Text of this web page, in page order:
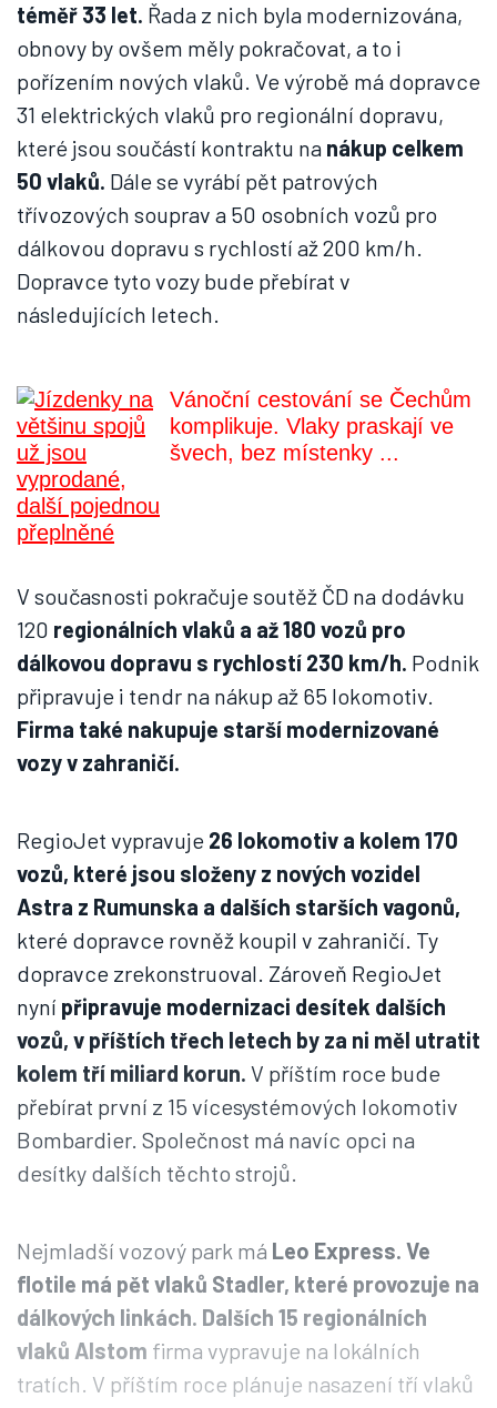
téměř 33 let. Řada z nich byla modernizována,
obnovy by ovšem měly pokračovat, a to i
pořízením nových vlaků. Ve výrobě má dopravce
31 elektrických vlaků pro regionální dopravu,
které jsou součástí kontraktu na nákup celkem
50 vlaků. Dále se vyrábí pět patrových
třívozových souprav a 50 osobních vozů pro
dálkovou dopravu s rychlostí až 200 km/h.
Dopravce tyto vozy bude přebírat v
následujících letech.
Vánoční cestování se Čechům
komplikuje. Vlaky praskají ve
švech, bez místenky ...
V současnosti pokračuje soutěž ČD na dodávku
120 regionálních vlaků a až 180 vozů pro
dálkovou dopravu s rychlostí 230 km/h. Podnik
připravuje i tendr na nákup až 65 lokomotiv.
Firma také nakupuje starší modernizované
vozy v zahraničí.
RegioJet vypravuje 26 lokomotiv a kolem 170
vozů, které jsou složeny z nových vozidel
Astra z Rumunska a dalších starších vagonů,
které dopravce rovněž koupil v zahraničí. Ty
dopravce zrekonstruoval. Zároveň RegioJet
nyní připravuje modernizaci desítek dalších
vozů, v příštích třech letech by za ni měl utratit
kolem tří miliard korun. V příštím roce bude
přebírat první z 15 vícesystémových lokomotiv
Bombardier. Společnost má navíc opci na
desítky dalších těchto strojů.
Nejmladší vozový park má Leo Express. Ve
flotile má pět vlaků Stadler, které provozuje na
dálkových linkách. Dalších 15 regionálních
vlaků Alstom firma vypravuje na lokálních
tratích. V příštím roce plánuje nasazení tří vlaků